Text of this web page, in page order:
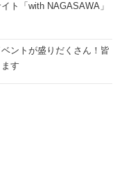
ト「with NAGASAWA」
ントが盛りだくさん！皆
す